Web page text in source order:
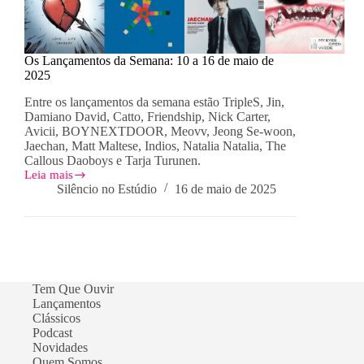
Os Lançamentos da Semana: 10 a 16 de maio de
2025
Entre os lançamentos da semana estão TripleS, Jin,
Damiano David, Catto, Friendship, Nick Carter,
Avicii, BOYNEXTDOOR, Meovv, Jeong Se-woon,
Jaechan, Matt Maltese, Indios, Natalia Natalia, The
Callous Daoboys e Tarja Turunen.
Leia mais
Os
Lançamentos
maio
de
2025
Silêncio no Estúdio 16 de maio de 2025
Tem Que Ouvir
Lançamentos
Clássicos
Podcast
Novidades